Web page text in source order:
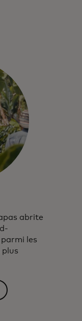
abrite
les
plus
dans un nouvel